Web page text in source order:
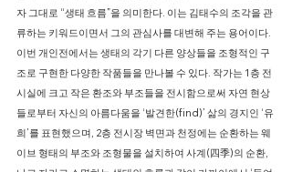
자 그대로 “생태 흐름”을 의미한다. 이는 김태수의 조각을 관
류하는 키워드이면서 그의 관심사를 대변해 주는 용어이다.
이번 개인전에서는 생태의 각기 다른 양상들을 조형적인 구
조로 구현한 다양한 작품들을 만나볼 수 있다. 작가는 1층 전
시실에 크고 작은 환조와 부조들을 전시함으로써 자연 현상
들로부터 자신의 아름다움을 ‘발견한(find)’ 삶의 경지인 ‘유
희’를 표현했으며, 2층 전시장 벽면과 천정에는 순환하는 웨
이브 형태의 부조와 조형물을 설치하여 사계(四季)의 순환,